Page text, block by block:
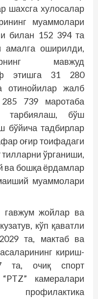
шахсга хулосалар
муаммолари
билан 152 394 та
амалга оширилди,
мавжуд
этишга 31 280
отинойилар жалб
739 маротаба
тарбиялаш, бўш
бўйича тадбирлар
оғир тоифадаги
ўрганиши,
ва бошқа ёрдамлар
муаммолари
гавжум жойлар ва
кўп қаватли
та, мактаб ва
кириш-
та, очиқ спорт
камералари